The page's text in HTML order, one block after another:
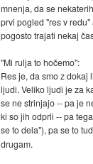
mnenja, da se
prvi pogled "res v
pogosto trajati nekaj
"Mi rulja to hočemo":
Res je, da smo z
ljudi. Veliko ljudi je za
se ne strinjajo -- pa je
ki so jih odprli -- pa
se to dela"), pa se to
drugam.